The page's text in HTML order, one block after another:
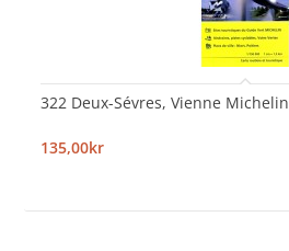
322 Deux-Sévres, Vienne Michelin
135,00kr